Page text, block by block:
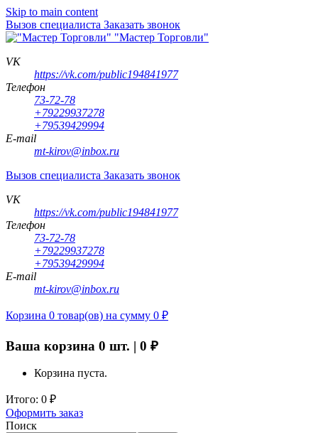
Skip to main content
Вызов специалиста Заказать звонок
"Мастер Торговли"
VK
https://vk.com/public194841977
Телефон
73-72-78
+79229937278
+79539429994
E-mail
mt-kirov@inbox.ru
Вызов специалиста Заказать звонок
VK
https://vk.com/public194841977
Телефон
73-72-78
+79229937278
+79539429994
E-mail
mt-kirov@inbox.ru
Корзина 0 товар(ов) на сумму 0 ₽
Ваша корзина 0 шт. | 0 ₽
Корзина пуста.
Итого: 0 ₽
Оформить заказ
Поиск